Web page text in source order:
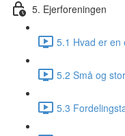
5. Ejerforeningen
5.1 Hvad er en
5.2 Små og
5.3